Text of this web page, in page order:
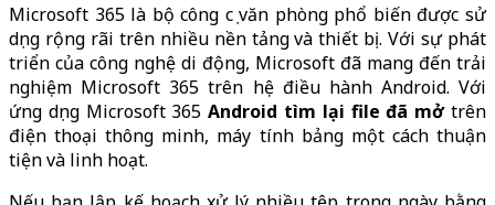
Microsoft 365 là bộ công cụ văn phòng phổ biến được sử
dụng rộng rãi trên nhiều nền tảng và thiết bị. Với sự phát
triển của công nghệ di động, Microsoft đã mang đến trải
nghiệm Microsoft 365 trên hệ điều hành Android. Với
ứng dụng Microsoft 365Android tìm lại file đã mởtrên
điện thoại thông minh, máy tính bảng một cách thuận
tiện và linh hoạt.